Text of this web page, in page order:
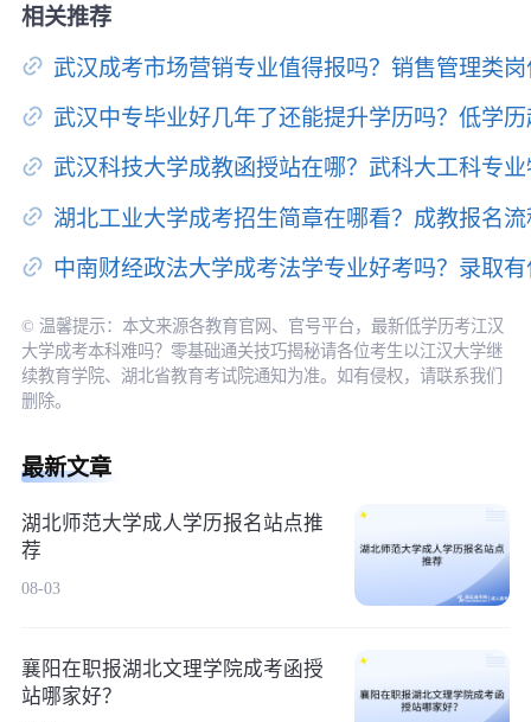
相关推荐
武汉成考市场营销专业值得报吗？销售管理类
武汉中专毕业好几年了还能提升学历吗？低学
武汉科技大学成教函授站在哪？武科大工科专
湖北工业大学成考招生简章在哪看？成教报名
中南财经政法大学成考法学专业好考吗？录取
© 温馨提示：本文来源各教育官网、官号平台，最新低学历考江汉
大学成考本科难吗？零基础通关技巧揭秘请各位考生以江汉大学继
续教育学院、湖北省教育考试院通知为准。如有侵权，请联系我们
删除。
最新文章
湖北师范大学成人学历报名站点推
荐
08-03
襄阳在职报湖北文理学院成考函授
站哪家好？